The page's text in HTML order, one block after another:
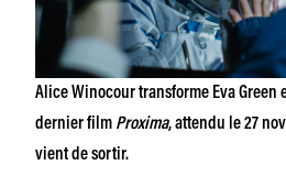
Alice Winocour transforme Eva Green
dernier film Proxima, attendu le 27
vient de sortir.